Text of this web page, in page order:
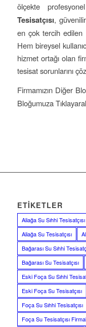
ölçekte
Tesisatçısı,
en çok tercih edilen
Hem bireysel
hizmet ortağı olan
tesisat sorunlarını
Firmamızın Diğer
Bloğumuza
ETIKETLER
Aliağa Su Sıhhi Tesisatçısı
Aliağa Su Tesisatçısı
Bağarası Su Sıhhi
Bağarası Su Tesisatçısı
Eski Foça Su Sıhhi
Eski Foça Su Tesisatçısı
Foça Su Sıhhi Tesisatçısı
Foça Su Tesisatçısı